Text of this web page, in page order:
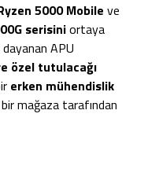
5000 Mobile ve
serisiniortaya
dayanan APU
özel tutulacağı
erken mühendislik
mağaza tarafından